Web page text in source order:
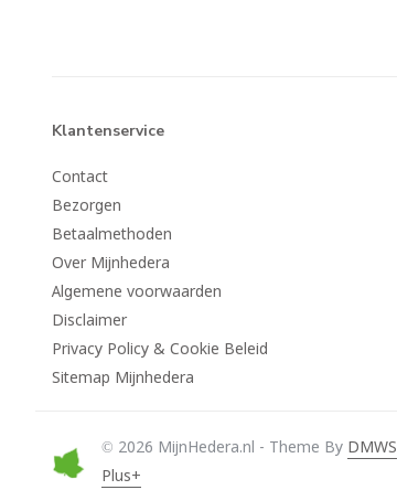
Klantenservice
Contact
Bezorgen
Betaalmethoden
Over Mijnhedera
Algemene voorwaarden
Disclaimer
Privacy Policy & Cookie Beleid
Sitemap Mijnhedera
© 2026 MijnHedera.nl - Theme By DMWS
Plus+